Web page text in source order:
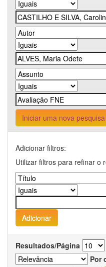
Iniciar uma nova pesquisa
Adicionar filtros:
Utilizar filtros para refinar o
Resultados/Página
Por